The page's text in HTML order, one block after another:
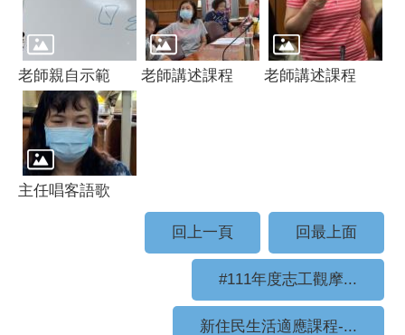
老師親自示範 老師講述課程 老師講述課程
主任唱客語歌
回上一頁 回最上面
#111年度志工觀摩...
新住民生活適應課程-...